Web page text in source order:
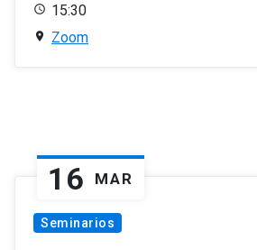
15:30
Zoom
16 MAR
Seminarios